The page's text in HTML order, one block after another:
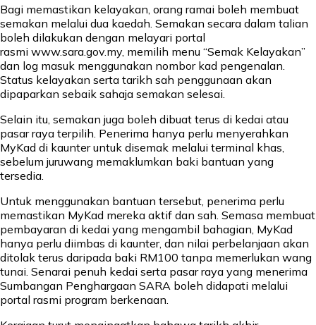
Bagi memastikan kelayakan, orang ramai boleh membuat
semakan melalui dua kaedah. Semakan secara dalam talian
boleh dilakukan dengan melayari portal
rasmi www.sara.gov.my, memilih menu “Semak Kelayakan”
dan log masuk menggunakan nombor kad pengenalan.
Status kelayakan serta tarikh sah penggunaan akan
dipaparkan sebaik sahaja semakan selesai.
Selain itu, semakan juga boleh dibuat terus di kedai atau
pasar raya terpilih. Penerima hanya perlu menyerahkan
MyKad di kaunter untuk disemak melalui terminal khas,
sebelum juruwang memaklumkan baki bantuan yang
tersedia.
Untuk menggunakan bantuan tersebut, penerima perlu
memastikan MyKad mereka aktif dan sah. Semasa membuat
pembayaran di kedai yang mengambil bahagian, MyKad
hanya perlu diimbas di kaunter, dan nilai perbelanjaan akan
ditolak terus daripada baki RM100 tanpa memerlukan wang
tunai. Senarai penuh kedai serta pasar raya yang menerima
Sumbangan Penghargaan SARA boleh didapati melalui
portal rasmi program berkenaan.